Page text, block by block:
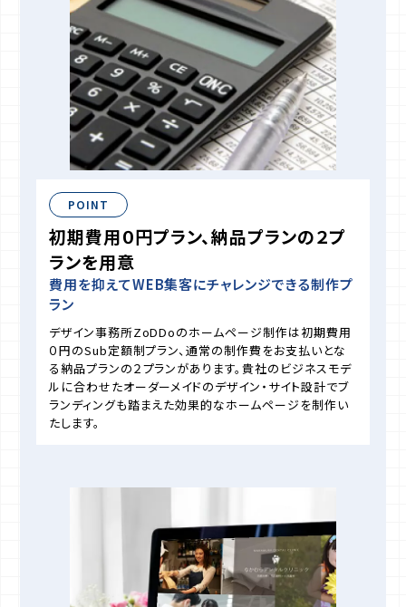
POINT
初期費用０円プラン、納品プランの２プ
ランを用意
費用を抑えてWEB集客にチャレンジできる制作プ
ラン
デザイン事務所ZoDDoのホームページ制作は初期費用
０円のSub定額制プラン、通常の制作費をお支払いとな
る納品プランの２プランがあります。貴社のビジネスモデ
ルに合わせたオーダーメイドのデザイン・サイト設計でブ
ランディングも踏まえた効果的なホームページを制作い
たします。